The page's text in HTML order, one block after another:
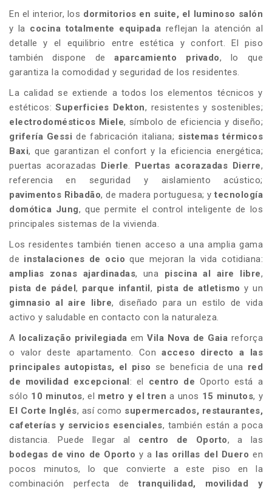
En el interior, los dormitorios en suite, el
luminoso salón
y la cocina totalmente equipada reflejan la atención al
detalle y el equilibrio entre estética y confort. El piso
también dispone deaparcamiento privado, lo que
garantiza la comodidad y seguridad de los residentes.
La calidad se extiende a todos los elementos técnicos y
estéticos:Superficies Dekton, resistentes y sostenibles;
electrodomésticos Miele, símbolo de eficiencia y diseño;
grifería Gessi de fabricación italiana; sistemas térmicos
Baxi, que garantizan el confort y la eficiencia energética;
puertas acorazadas
Dierle. Puertas acorazadas Dierre,
referencia en seguridad y aislamiento acústico;
pavimentos Ribadão, de madera portuguesa; y tecnología
domótica Jung, que permite el control inteligente de los
principales sistemas de la vivienda.
Los residentes también tienen acceso a una amplia gama
de instalaciones de ocio que mejoran la vida cotidiana:
amplias zonas ajardinadas, una piscina al aire libre,
pista de pádel , parque infantil , pista de atletismo y un
gimnasio al aire libre, diseñado para un estilo de vida
activo y saludable en contacto con la naturaleza.
A
localização privilegiada emVila Nova de Gaia reforça
o valor deste apartamento. Conacceso directo a las
principales autopistas, el piso se beneficia de una red
de movilidad excepcional : el centro de Oporto está a
sólo 10 minutos, el metro y el tren a unos 15 minutos, y
El Corte Inglés, así como supermercados, restaurantes,
cafeterías y servicios esenciales, también están a poca
distancia. Puede llegar al centro de Oporto, a las
bodegas de vino de Oporto y a las orillas del Duero en
pocos minutos, lo que convierte a este piso en la
combinación perfecta detranquilidad, movilidad y